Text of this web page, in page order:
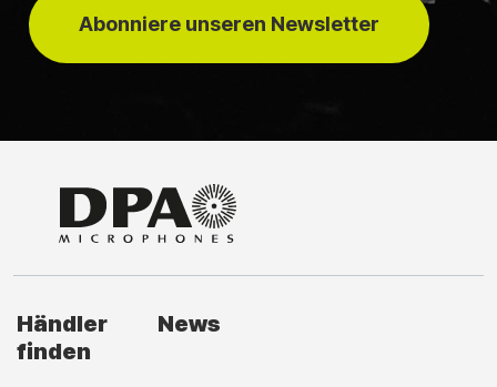
Abonniere unseren Newsletter
Händler
finden
News